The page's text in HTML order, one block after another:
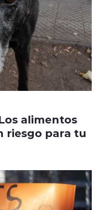
alimentos
riesgo para tu